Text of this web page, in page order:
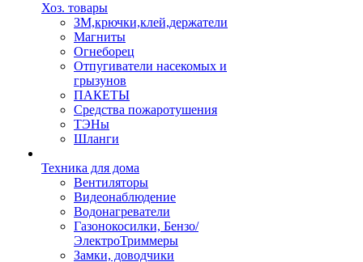
Хоз. товары
ЗМ,крючки,клей,держатели
Магниты
Огнеборец
Отпугиватели насекомых и
грызунов
ПАКЕТЫ
Средства пожаротушения
ТЭНы
Шланги
Техника для дома
Вентиляторы
Видеонаблюдение
Водонагреватели
Газонокосилки, Бензо/
ЭлектроТриммеры
Замки, доводчики